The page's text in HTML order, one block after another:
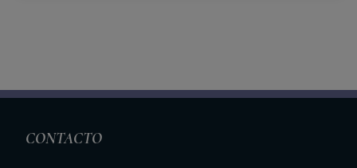
CONTACTO